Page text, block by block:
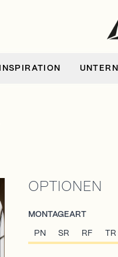
INSPIRATION
OPTIONEN
MONTAGEART
PN SR RF TR